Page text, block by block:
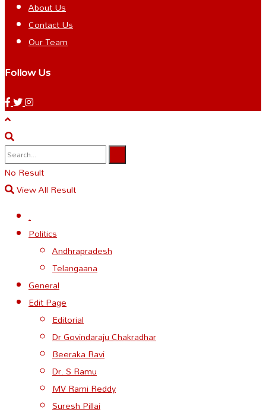
About Us
Contact Us
Our Team
Follow Us
No Result
View All Result
.
Politics
Andhrapradesh
Telangaana
General
Edit Page
Editorial
Dr Govindaraju Chakradhar
Beeraka Ravi
Dr. S Ramu
MV Rami Reddy
Suresh Pillai